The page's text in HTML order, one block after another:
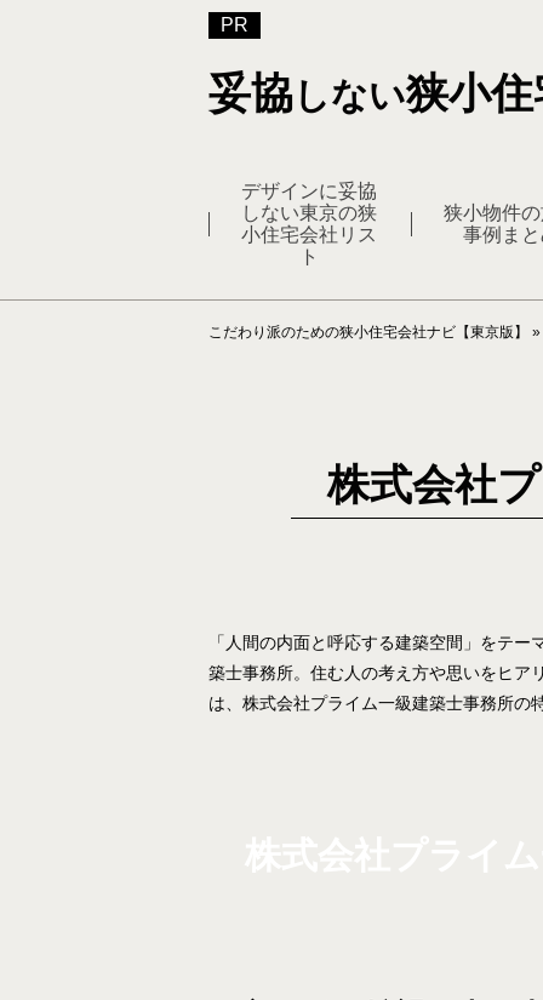
妥協 しない狭小住
デザインに妥協
しない東京の狭
小住宅会社リス
ト
狭小物件
事例ま
こだわり派のための狭小住宅会社ナビ【東京版】 »
株式会社
「人間の内面と呼応する建築空間」をテ
築士事務所。住む人の考え方や思いをヒア
は、株式会社プライム一級建築士事務所の